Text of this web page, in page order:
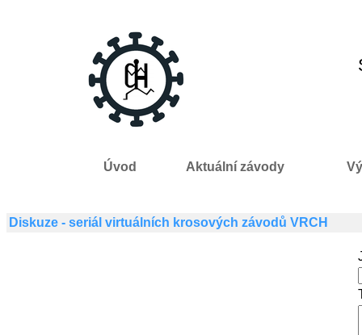
Úvod Aktuální závody
Diskuze - seriál virtuálních krosových závodů VRCH